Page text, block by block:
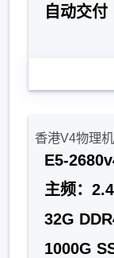
自动交付
香港V4物理
E5-
主频：
32G
1000G